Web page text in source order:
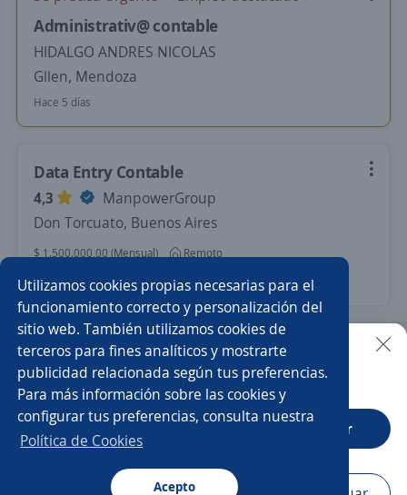
Utilizamos cookies propias necesarias para el
funcionamiento correcto y personalización del
sitio web. También utilizamos cookies de
terceros para fines analíticos y mostrarte
publicidad relacionada según tus preferencias.
Para más información sobre las cookies y
configurar tus preferencias, consulta nuestra
Política de Cookies
Acepto
Administrativ@ contable
HIDALGO ANDRES NICOLAS
Gllen, Mendoza
Hace 5 días
Data Entry Contable
4,3
ManpowerGroup
Don Torcuato, Buenos Aires
$ 1.500.000,00 (Mensual)
Remoto
Hace 2 días
Nuevas ofertas de empleo Avísame
Empleos similares
Auxiliar administrativo/a
Auxiliar contable y administrativo
Buscar es más fácil en la app
CT App Abrir